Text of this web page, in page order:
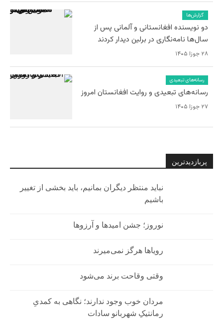
گزارش‌ها
دو نویسنده افغانستانی و آلمانی پس از
سال‌ها نامه‌نگاری در برلین دیدار کردند
۲۸ جوزا ۱۴۰۵
رسانه‌های تبعیدی
رسانه‌های تبعیدی و روایت افغانستان امروز
۲۷ جوزا ۱۴۰۵
پربازدیدترین
نباید منتظر دیگران بمانیم، باید بخشی از تغییر
باشیم
نوروز؛ جشن امیدها و آرزوها
رویاها هرگز نمی‌میرند
وقتی وقاحت برند می‌شود
مردان خوب وجود ندارند؛ نگاهی به کمدیِ
رمانتیکِ شهربانو سادات